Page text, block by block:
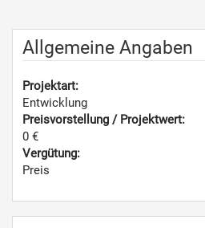
Allgemeine Angaben
Projektart:
Entwicklung
Preisvorstellung / Projektwert:
0 €
Vergütung:
Preis